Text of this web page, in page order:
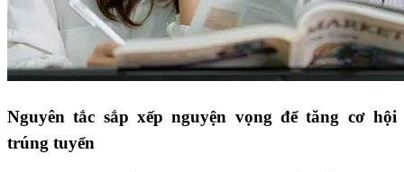
Nguyên tắc sắp xếp nguyện vọng để tăng cơ hội
trúng tuyển